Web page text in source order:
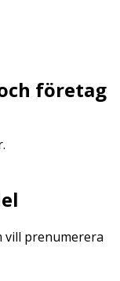
företag
vill prenumerera